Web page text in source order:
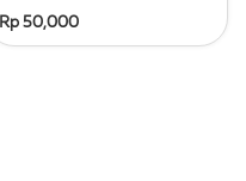
Rp 50,000